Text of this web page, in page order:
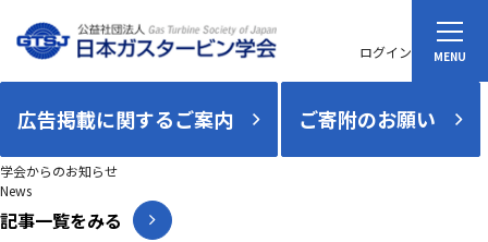
ログイン
広告掲載に関するご案内 ご寄附のお願い
学会からのお知らせ
News
記事一覧をみる